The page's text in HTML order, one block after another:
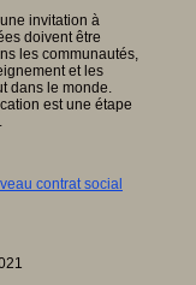
invitation à
doivent être
les communautés,
et les
dans le monde.
est une étape
contrat social